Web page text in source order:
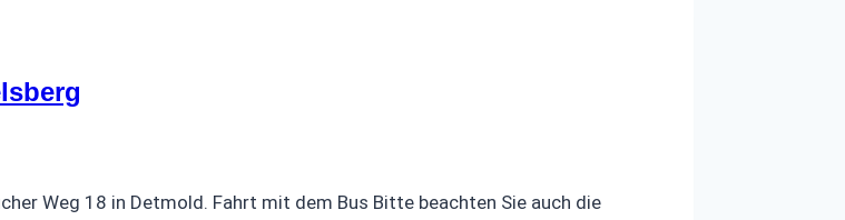
Weg 18 in Detmold. Fahrt mit dem Bus Bitte beachten Sie auch die